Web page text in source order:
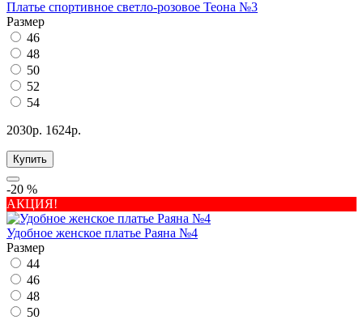
Платье спортивное светло-розовое Теона №3
Размер
46
48
50
52
54
2030р. 1624р.
Купить
-20 %
АКЦИЯ!
Удобное женское платье Раяна №4
Размер
44
46
48
50